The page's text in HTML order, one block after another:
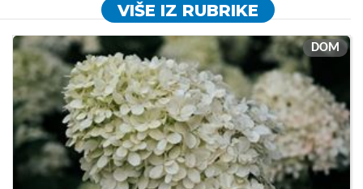
VIŠE IZ RUBRIKE
DOM